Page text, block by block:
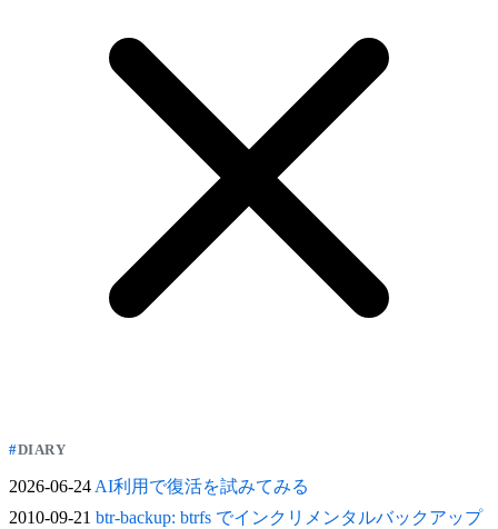
DIARY
2026-06-24AI利用で復活を試みてみる
2010-09-21 btr-backup: btrfs でインクリメンタルバックアップ